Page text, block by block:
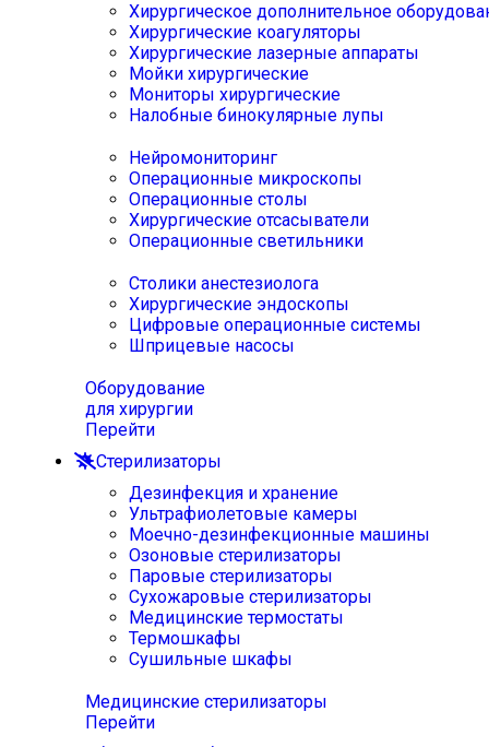
Хирургическое дополнительное
Хирургические коагуляторы
Хирургические лазерные аппараты
Мойки хирургические
Мониторы хирургические
Налобные бинокулярные лупы
Нейромониторинг
Операционные микроскопы
Операционные столы
Хирургические отсасыватели
Операционные светильники
Столики анестезиолога
Хирургические эндоскопы
Цифровые операционные системы
Шприцевые насосы
Оборудование
для хирургии
Перейти
Стерилизаторы
Дезинфекция и хранение
Ультрафиолетовые камеры
Моечно-дезинфекционные машины
Озоновые стерилизаторы
Паровые стерилизаторы
Сухожаровые стерилизаторы
Медицинские термостаты
Термошкафы
Сушильные шкафы
Медицинские стерилизаторы
Перейти